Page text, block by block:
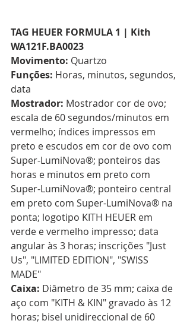
TAG HEUER FORMULA 1 | Kith
WA121F.BA0023
Movimento: Quartzo
Funções: Horas, minutos, segundos,
data
Mostrador: Mostrador cor de ovo;
escala de 60 segundos/minutos em
vermelho; índices impressos em
preto e escudos em cor de ovo com
Super-LumiNova®; ponteiros das
horas e minutos em preto com
Super-LumiNova®; ponteiro central
em preto com Super-LumiNova® na
ponta; logotipo KITH HEUER em
verde e vermelho impresso; data
angular às 3 horas; inscrições "Just
Us", "LIMITED EDITION", "SWISS
MADE"
Caixa: Diâmetro de 35 mm; caixa de
aço com "KITH & KIN" gravado às 12
horas; bisel unidireccional de 60